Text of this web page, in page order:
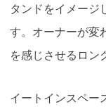
タンドをイメージ
す。オーナーが変
を感じさせるロン
イートインスペー